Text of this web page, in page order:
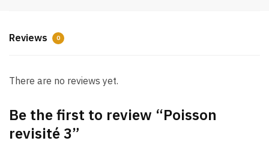
Reviews 0
There are no reviews yet.
Be the first to review “Poisson
revisité 3”